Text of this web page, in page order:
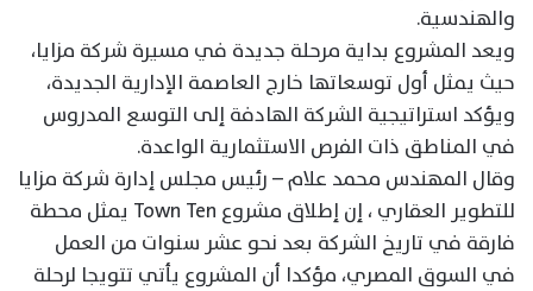
والهندسية.
ويعد المشروع بداية مرحلة جديدة في مسيرة شركة مزايا،
حيث يمثل أول توسعاتها خارج العاصمة الإدارية الجديدة،
ويؤكد استراتيجية الشركة الهادفة إلى التوسع المدروس
في المناطق ذات الفرص الاستثمارية الواعدة.
وقال المهندس محمد علام – رئيس مجلس إدارة شركة مزايا
للتطوير العقاري ، إن إطلاق مشروع Town Ten يمثل محطة
فارقة في تاريخ الشركة بعد نحو عشر سنوات من العمل
في السوق المصري، مؤكدا أن المشروع يأتي تتويجا لرحلة